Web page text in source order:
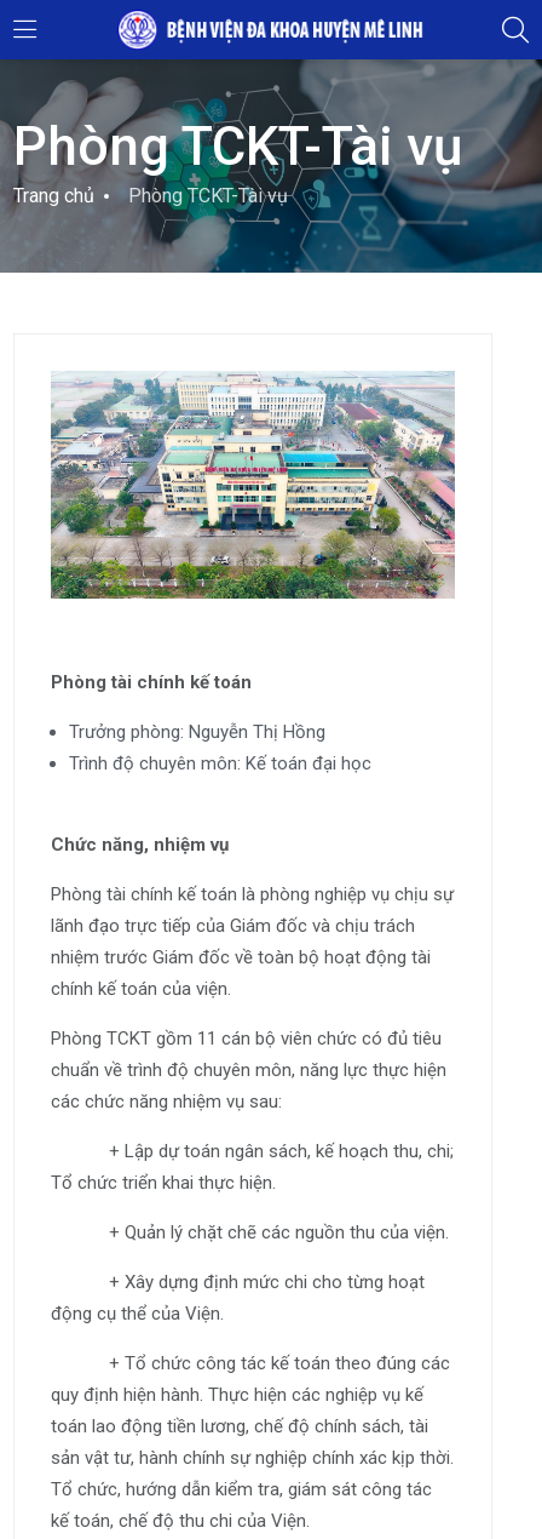
Phòng TCKT-Tài vụ
Trang chủ Phòng TCKT-Tài vụ
Phòng tài chính kế toán
Trưởng phòng: Nguyễn Thị Hồng
Trình độ chuyên môn: Kế toán đại học
Chức năng, nhiệm vụ
Phòng tài chính kế toán là phòng nghiệp vụ chịu sự
lãnh đạo trực tiếp của Giám đốc và chịu trách
nhiệm trước Giám đốc về toàn bộ hoạt động tài
chính kế toán của viện.
Phòng TCKT gồm 11 cán bộ viên chức có đủ tiêu
chuẩn về trình độ chuyên môn, năng lực thực hiện
các chức năng nhiệm vụ sau:
+ Lập dự toán ngân sách, kế hoạch thu, chi;
Tổ chức triển khai thực hiện.
+ Quản lý chặt chẽ các nguồn thu của viện.
+ Xây dựng định mức chi cho từng hoạt
động cụ thể của Viện.
+ Tổ chức công tác kế toán theo đúng các
quy định hiện hành. Thực hiện các nghiệp vụ kế
toán lao động tiền lương, chế độ chính sách, tài
sản vật tư, hành chính sự nghiệp chính xác kịp thời.
Tổ chức, hướng dẫn kiểm tra, giám sát công tác
kế toán, chế độ thu chi của Viện.